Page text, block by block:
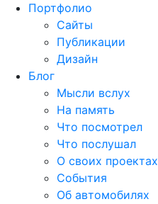
Портфолио
Сайты
Публикации
Дизайн
Блог
Мысли вслух
На память
Что посмотрел
Что послушал
О своих проектах
События
Об автомобилях